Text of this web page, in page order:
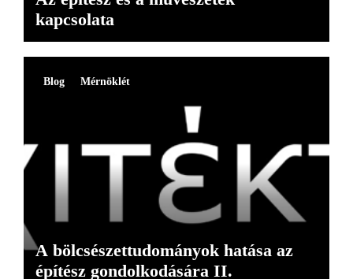
kapcsolata
Blog Mérnöklét
A bölcsészettudományok hatása az
építész gondolkodására II.